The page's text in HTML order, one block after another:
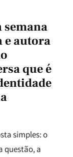
semana
e autora
que é
simples: o
questão, a